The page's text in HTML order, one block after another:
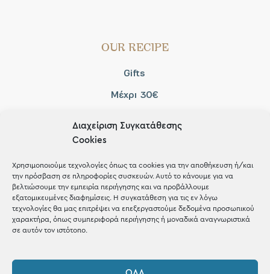
Διαχείριση Συγκατάθεσης
Cookies
Χρησιμοποιούμε τεχνολογίες όπως τα cookies για την αποθήκευση ή/και
την πρόσβαση σε πληροφορίες συσκευών. Αυτό το κάνουμε για να
βελτιώσουμε την εμπειρία περιήγησης και να προβάλλουμε
εξατομικευμένες διαφημίσεις. Η συγκατάθεση για τις εν λόγω
τεχνολογίες θα μας επιτρέψει να επεξεργαστούμε δεδομένα προσωπικού
χαρακτήρα, όπως συμπεριφορά περιήγησης ή μοναδικά αναγνωριστικά
σε αυτόν τον ιστότοπο.
OUR RECIPE
Gifts
Μέχρι 30€
Shop the look
ΚΑΤΑΣΤΗΜΑ
2421 217300